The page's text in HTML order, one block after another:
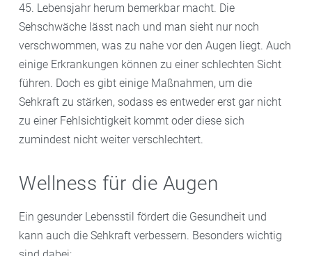
45. Lebensjahr herum bemerkbar macht. Die
Sehschwäche lässt nach und man sieht nur noch
verschwommen, was zu nahe vor den Augen liegt. Auch
einige Erkrankungen können zu einer schlechten Sicht
führen. Doch es gibt einige Maßnahmen, um die
Sehkraft zu stärken, sodass es entweder erst gar nicht
zu einer Fehlsichtigkeit kommt oder diese sich
zumindest nicht weiter verschlechtert.
Wellness für die Augen
Ein gesunder Lebensstil fördert die Gesundheit und
kann auch die Sehkraft verbessern. Besonders wichtig